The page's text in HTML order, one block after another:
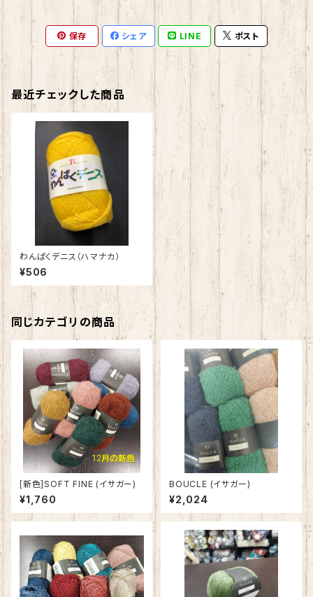
保存 シェア LINE ポスト
最近チェックした商品
わんぱくデニス（ハマナカ）
¥506
同じカテゴリの商品
[新色]SOFT FINE (イサガー)
¥1,760
BOUCLE (イサガー)
¥2,024